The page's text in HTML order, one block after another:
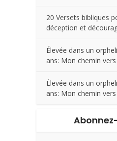
20 Versets bibliques
déception et
Élevée dans un
ans: Mon chemin vers
Élevée dans un
ans: Mon chemin